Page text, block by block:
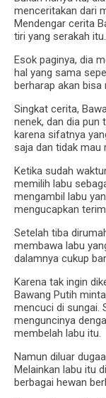
menceritakan dari
Mendengar cerita
tiri yang serakah itu.
Esok paginya, dia
hal yang sama
berharap akan bisa
Singkat cerita,
nenek, dan dia pun
karena sifatnya
saja dan tidak mau
Ketika sudah
memilih labu
mengambil labu
mengucapkan
Setelah tiba
membawa labu
dalamnya cukup
Karena tak ingin
Bawang Putih
mencuci di sungai.
menguncinya
membelah labu itu.
Namun diluar
Melainkan labu itu
berbagai hewan